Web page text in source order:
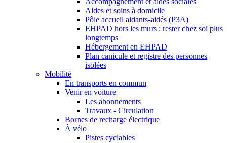
Aides et soins à domicile
Pôle accueil aidants-aidés (P3A)
EHPAD hors les murs : rester chez soi plus
longtemps
Hébergement en EHPAD
Plan canicule et registre des personnes
isolées
Mobilité
En transports en commun
Venir en voiture
Les abonnements
Travaux - Circulation
Bornes de recharge électrique
À vélo
Pistes cyclables